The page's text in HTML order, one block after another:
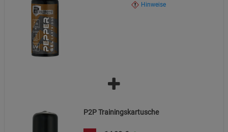
Hinweise
P2P Trainingskartusche
Marketing Cookies (3)
Beschreibung Marketing Cookies